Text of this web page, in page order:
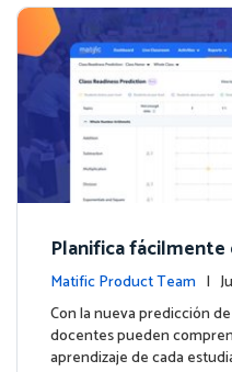
Planifica fácilmente
e cada estudiante
e preparación de la
Matific Product Team |
o
Con la nueva predicción
docentes pueden
aprendizaje de cada